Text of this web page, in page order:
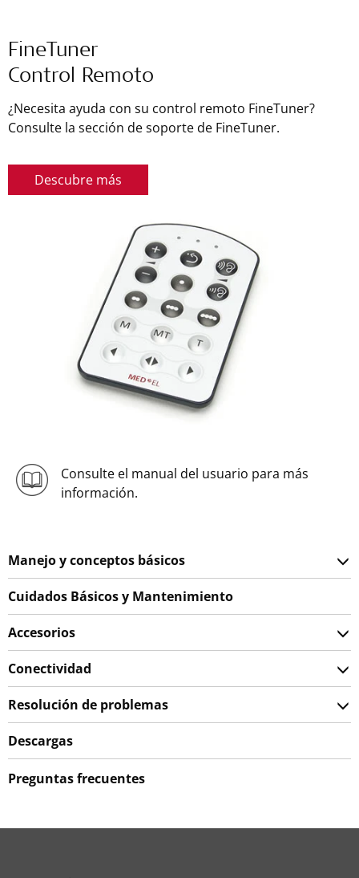
FineTuner
Control Remoto
¿Necesita ayuda con su control remoto FineTuner?
Consulte la sección de soporte de FineTuner.
Descubre más
Consulte el manual del usuario para más
información.
Manejo y conceptos básicos
Cuidados Básicos y Mantenimiento
Accesorios
Conectividad
Resolución de problemas
Descargas
Preguntas frecuentes